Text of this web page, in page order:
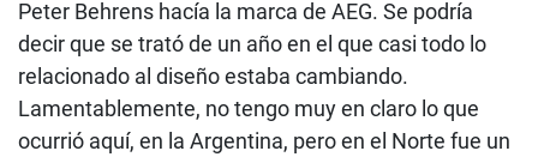
Peter Behrens hacía la marca de AEG. Se podría
decir que se trató de un año en el que casi todo lo
relacionado al diseño estaba cambiando.
Lamentablemente, no tengo muy en claro lo que
ocurrió aquí, en la Argentina, pero en el Norte fue un